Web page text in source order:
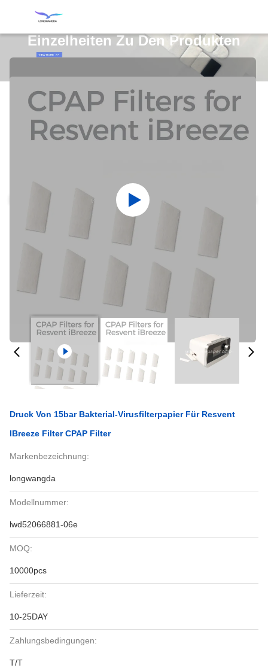
Einzelheiten Zu Den Produkten
Druck Von 15bar Bakterial-Virusfilterpapier Für Resvent
IBreeze Filter CPAP Filter
Markenbezeichnung:
longwangda
Modellnummer:
lwd52066881-06e
MOQ:
10000pcs
Lieferzeit:
10-25DAY
Zahlungsbedingungen:
T/T